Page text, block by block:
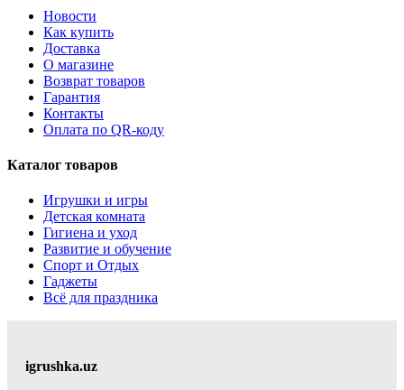
Новости
Как купить
Доставка
О магазине
Возврат товаров
Гарантия
Контакты
Оплата по QR-коду
Каталог товаров
Игрушки и игры
Детская комната
Гигиена и уход
Развитие и обучение
Спорт и Отдых
Гаджеты
Всё для праздника
igrushka.uz